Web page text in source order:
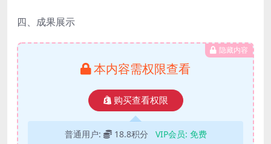
四、成果展示
隐藏内容
本内容需权限查看
购买查看权限
普通用户: 18.8积分 VIP会员: 免费